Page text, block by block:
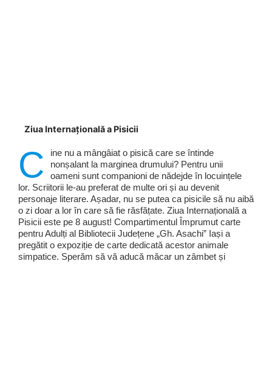
Ziua Internațională a Pisicii
C
ine nu a mângâiat o pisică care se întinde
nonșalant la marginea drumului? Pentru unii
oameni sunt companioni de nădejde în locuințele
lor. Scriitorii le-au preferat de multe ori și au devenit
personaje literare. Așadar, nu se putea ca pisicile să nu aibă
o zi doar a lor în care să fie răsfățate. Ziua Internațională a
Pisicii este pe 8 august! Compartimentul Împrumut carte
pentru Adulți al Bibliotecii Județene „Gh. Asachi” Iași a
pregătit o expoziție de carte dedicată acestor animale
simpatice. Sperăm să vă aducă măcar un zâmbet și